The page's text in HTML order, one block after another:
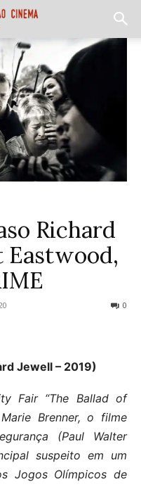
Richard
Eastwood,
0
Jewell – 2019)
Fair “The Ballad of
Brenner, o filme
(Paul Walter
suspeito em um
Jogos Olímpicos de